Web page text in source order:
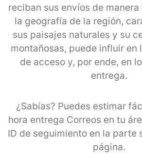
reciban sus envíos de
la geografía de la región,
sus paisajes naturales y su
montañosas, puede influir en
de acceso y, por ende, en
entrega.
¿Sabías? Puedes estimar
hora entrega Correos en tu
ID de seguimiento en la parte
página.